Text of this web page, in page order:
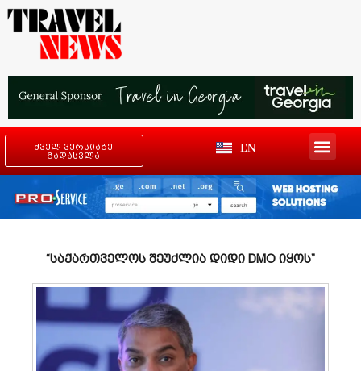
ძველ ვერსიაზე
გადასვლა
EN
“საქართველოს შეუძლია დიდი DMO იყოს”